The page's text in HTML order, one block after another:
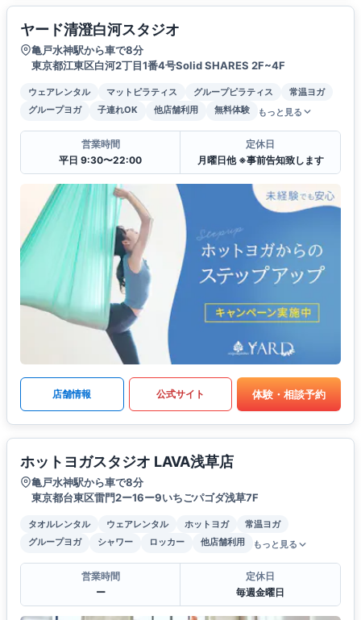
ヤード清澄白河スタジオ
亀戸水神駅から車で8分
東京都江東区白河2丁目1番4号Solid SHARES 2F~4F
ウェアレンタル マットピラティス グループピラティス
常温ヨガ
グループヨガ
子連れOK 他店舗利用 無料体験 もっと見る
営業時間
平日 9:30〜22:00
定休日
月曜日他 ※事前告知致します
店舗情報 公式サイト 体験・相談予約
ホットヨガスタジオ LAVA浅草店
亀戸水神駅から車で8分
東京都台東区雷門2ー16ー9いちごパゴダ浅草7F
タオルレンタル ウェアレンタル ホットヨガ
常温ヨガ
グループヨガ
シャワー ロッカー 他店舗利用 もっと見る
営業時間
ー
定休日
毎週金曜日